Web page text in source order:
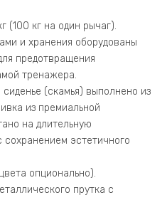
(100 кг на один рычаг).
и хранения оборудованы
предотвращения
тренажера.
(скамья) выполнено из
из премиальной
на длительную
эстетичного
опционально).
прутка с